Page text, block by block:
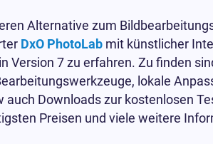
Alternative zum
DxO PhotoLabmit künstlicher
Version 7 zu erfahren. Zu finden
lokale
Downloads zur kostenlosen
Preisen und viele weitere